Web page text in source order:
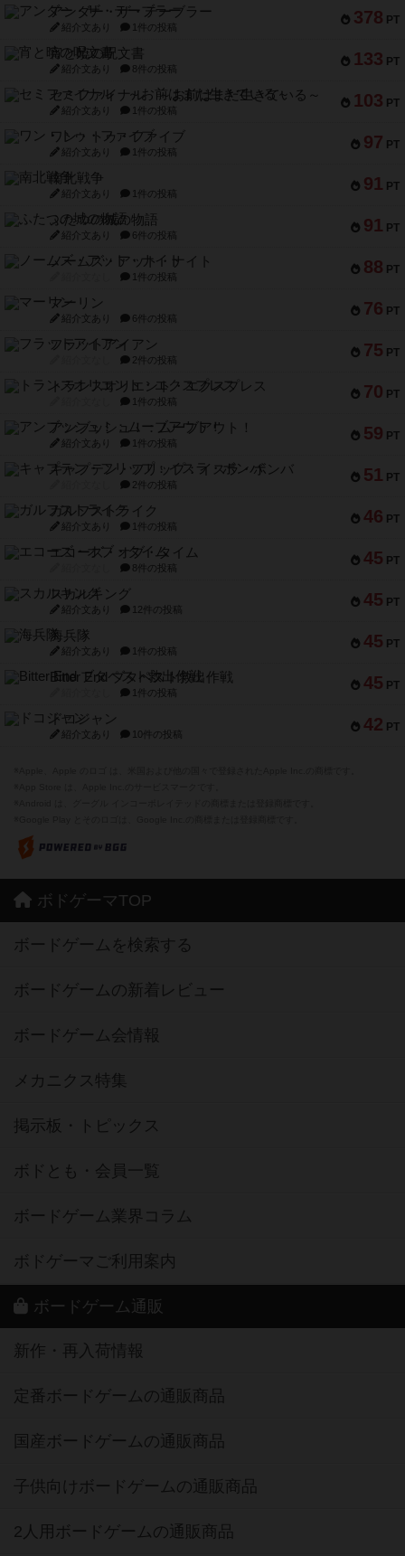
378 PT
アンダー・ザ・テーブラー
紹介文あり 1件の投稿
133 PT
宵と暁の呪文書
紹介文あり 8件の投稿
103 PT
セミファイナル ～お前はまだ生きている～
紹介文あり 1件の投稿
97 PT
ワン・トゥ・ファイブ
紹介文あり 1件の投稿
91 PT
南北戦争
紹介文あり 1件の投稿
91 PT
ふたつの城の物語
紹介文あり 6件の投稿
88 PT
ノームズ・アット・ナイト
1件の投稿
76 PT
マーリン
紹介文あり 6件の投稿
75 PT
フラットアイアン
2件の投稿
70 PT
トランスオリエント・エクスプレス
1件の投稿
59 PT
アンブッシュ！：ムーブアウト！
紹介文あり 1件の投稿
51 PT
キャプテン・フリップ：イスラ・ボンバ
2件の投稿
46 PT
ガルフストライク
紹介文あり 1件の投稿
45 PT
エコーズ・オブ・タイム
8件の投稿
45 PT
スカルキング
紹介文あり 12件の投稿
45 PT
海兵隊
紹介文あり 1件の投稿
45 PT
Bitter End ブタペスト救出作戦
1件の投稿
42 PT
ドコジャン
紹介文あり 10件の投稿
ボドゲーマTOP
ボードゲームを検索する
ボードゲームの新着レビュー
ボードゲーム会情報
メカニクス特集
掲示板・トピックス
ボドとも・会員一覧
ボードゲーム業界コラム
ボドゲーマご利用案内
ボードゲーム通販
新作・再入荷情報
定番ボードゲームの通販商品
国産ボードゲームの通販商品
子供向けボードゲームの通販商品
2人用ボードゲームの通販商品